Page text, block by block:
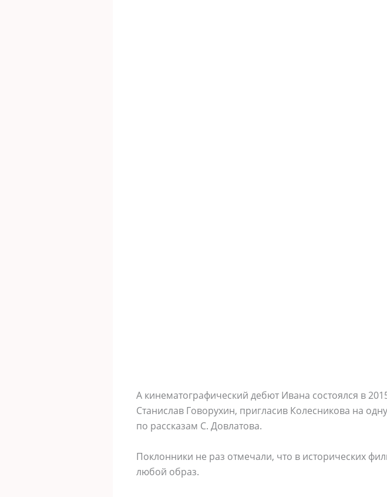
А кинематографический дебют Ивана состоялся в
Станислав Говорухин, пригласив Колесникова на
по рассказам С. Довлатова.
Поклонники не раз отмечали, что в исторических
любой образ.